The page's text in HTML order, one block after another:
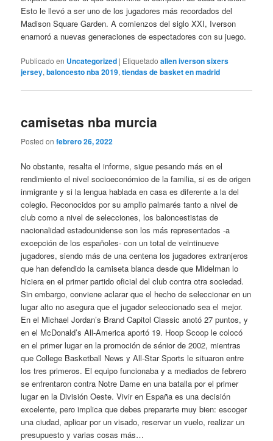
Esto le llevó a ser uno de los jugadores más recordados del
Madison Square Garden. A comienzos del siglo XXI, Iverson
enamoró a nuevas generaciones de espectadores con su juego.
Publicado en Uncategorized | Etiquetado allen iverson sixers
jersey,baloncesto nba 2019,tiendas de basket en madrid
camisetas nba murcia
Posted onfebrero 26, 2022
No obstante, resalta el informe, sigue pesando más en el
rendimiento el nivel socioeconómico de la familia, si es de origen
inmigrante y si la lengua hablada en casa es diferente a la del
colegio. Reconocidos por su amplio palmarés tanto a nivel de
club como a nivel de selecciones, los baloncestistas de
nacionalidad estadounidense son los más representados -a
excepción de los españoles- con un total de veintinueve
jugadores, siendo más de una centena los jugadores extranjeros
que han defendido la camiseta blanca desde que Midelman lo
hiciera en el primer partido oficial del club contra otra sociedad.
Sin embargo, conviene aclarar que el hecho de seleccionar en un
lugar alto no asegura que el jugador seleccionado sea el mejor.
En el Michael Jordan’s Brand Capitol Classic anotó 27 puntos, y
en el McDonald’s All-America aportó 19. Hoop Scoop le colocó
en el primer lugar en la promoción de sénior de 2002, mientras
que College Basketball News y All-Star Sports le situaron entre
los tres primeros. El equipo funcionaba y a mediados de febrero
se enfrentaron contra Notre Dame en una batalla por el primer
lugar en la División Oeste. Vivir en España es una decisión
excelente, pero implica que debes prepararte muy bien: escoger
una ciudad, aplicar por un visado, reservar un vuelo, realizar un
presupuesto y varias cosas más…